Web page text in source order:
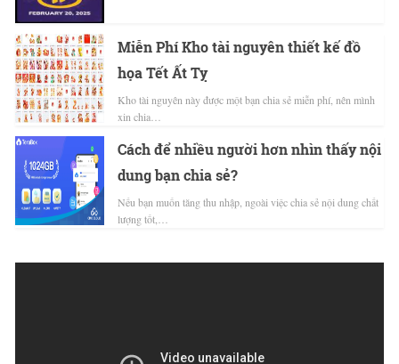
Miễn Phí Kho tài nguyên thiết kế đồ
họa Tết Ất Tỵ
Kho tài nguyên này được một bạn chia sẻ miễn phí, nên mình
xin chia…
Cách để nhiều người hơn nhìn thấy nội
dung bạn chia sẻ?
Nếu bạn muốn tăng thu nhập, ngoài việc chia sẻ nội dung chất
lượng tốt,…